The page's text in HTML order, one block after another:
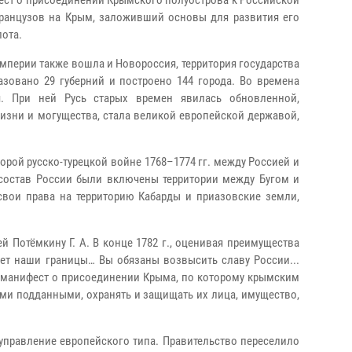
на Крым, заложивший основы для развития его
также вошла и Новороссия, территория государства
29 губерний и построено 144 города. Во времена
При ней Русь старых времен явилась обновленной,
и могущества, стала великой европейской державой,
русско-турецкой войне 1768–1774 гг. между Россией и
России были включены территории между Бугом и
права на территорию Кабарды и приазовские земли,
Потёмкину Г. А. В конце 1782 г., оценивая преимущества
наши границы… Вы обязаны возвысить славу России...
манифест о присоединении Крыма, по которому крымским
подданными, охранять и защищать их лица, имущество,
европейского типа. Правительство переселило